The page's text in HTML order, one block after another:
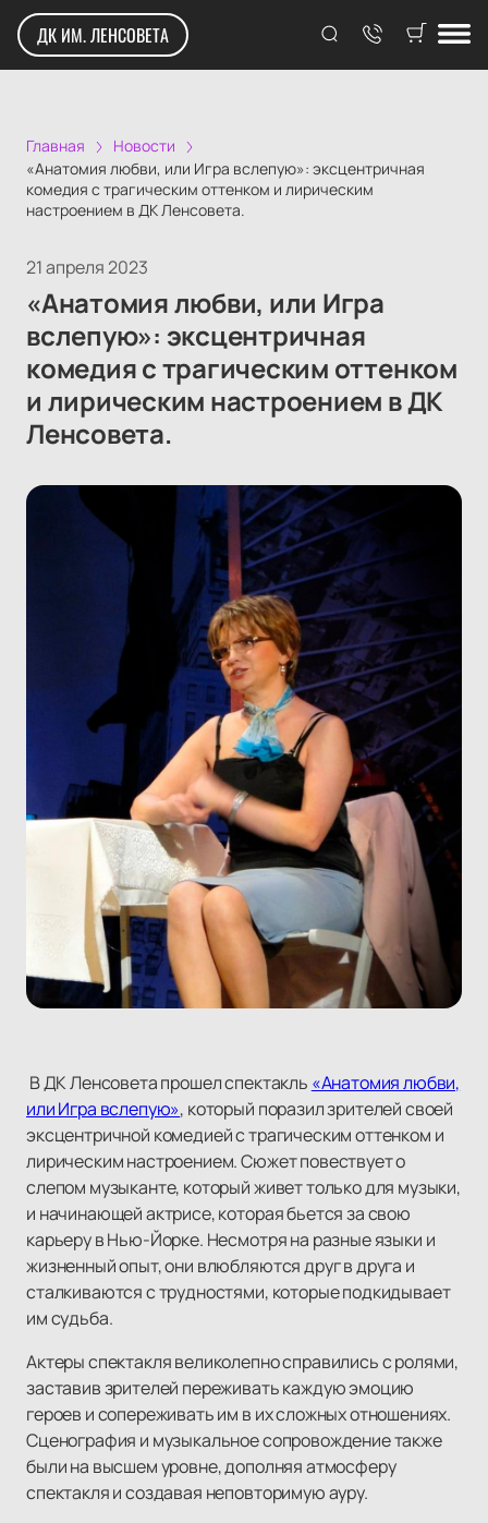
ДК ИМ. ЛЕНСОВЕТА
Главная
Новости
«Анатомия любви, или Игра вслепую»: эксцентричная
комедия с трагическим оттенком и лирическим
настроением в ДК Ленсовета.
21 апреля 2023
«Анатомия любви, или Игра
вслепую»: эксцентричная
комедия с трагическим оттенком
и лирическим настроением в ДК
Ленсовета.
В ДК Ленсовета прошел спектакль «Анатомия любви,
или Игра вслепую», который поразил зрителей своей
эксцентричной комедией с трагическим оттенком и
лирическим настроением. Сюжет повествует о
слепом музыканте, который живет только для музыки,
и начинающей актрисе, которая бьется за свою
карьеру в Нью-Йорке. Несмотря на разные языки и
жизненный опыт, они влюбляются друг в друга и
сталкиваются с трудностями, которые подкидывает
им судьба.
Актеры спектакля великолепно справились с ролями,
заставив зрителей переживать каждую эмоцию
героев и сопереживать им в их сложных отношениях.
Сценография и музыкальное сопровождение также
были на высшем уровне, дополняя атмосферу
спектакля и создавая неповторимую ауру.